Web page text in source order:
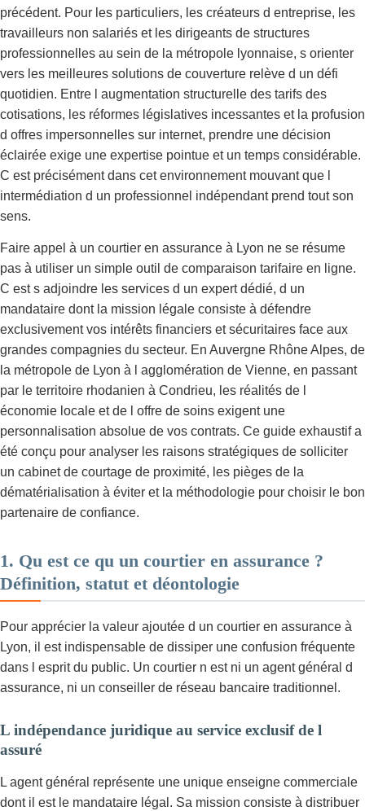
précédent. Pour les particuliers, les créateurs d entreprise, les
travailleurs non salariés et les dirigeants de structures
professionnelles au sein de la métropole lyonnaise, s orienter
vers les meilleures solutions de couverture relève d un défi
quotidien. Entre l augmentation structurelle des tarifs des
cotisations, les réformes législatives incessantes et la profusion
d offres impersonnelles sur internet, prendre une décision
éclairée exige une expertise pointue et un temps considérable.
C est précisément dans cet environnement mouvant que l
intermédiation d un professionnel indépendant prend tout son
sens.
Faire appel à un courtier en assurance à Lyon ne se résume
pas à utiliser un simple outil de comparaison tarifaire en ligne.
C est s adjoindre les services d un expert dédié, d un
mandataire dont la mission légale consiste à défendre
exclusivement vos intérêts financiers et sécuritaires face aux
grandes compagnies du secteur. En Auvergne Rhône Alpes, de
la métropole de Lyon à l agglomération de Vienne, en passant
par le territoire rhodanien à Condrieu, les réalités de l
économie locale et de l offre de soins exigent une
personnalisation absolue de vos contrats. Ce guide exhaustif a
été conçu pour analyser les raisons stratégiques de solliciter
un cabinet de courtage de proximité, les pièges de la
dématérialisation à éviter et la méthodologie pour choisir le bon
partenaire de confiance.
1. Qu est ce qu un courtier en assurance ?
Définition, statut et déontologie
Pour apprécier la valeur ajoutée d un courtier en assurance à
Lyon, il est indispensable de dissiper une confusion fréquente
dans l esprit du public. Un courtier n est ni un agent général d
assurance, ni un conseiller de réseau bancaire traditionnel.
L indépendance juridique au service exclusif de l
assuré
L agent général représente une unique enseigne commerciale
dont il est le mandataire légal. Sa mission consiste à distribuer